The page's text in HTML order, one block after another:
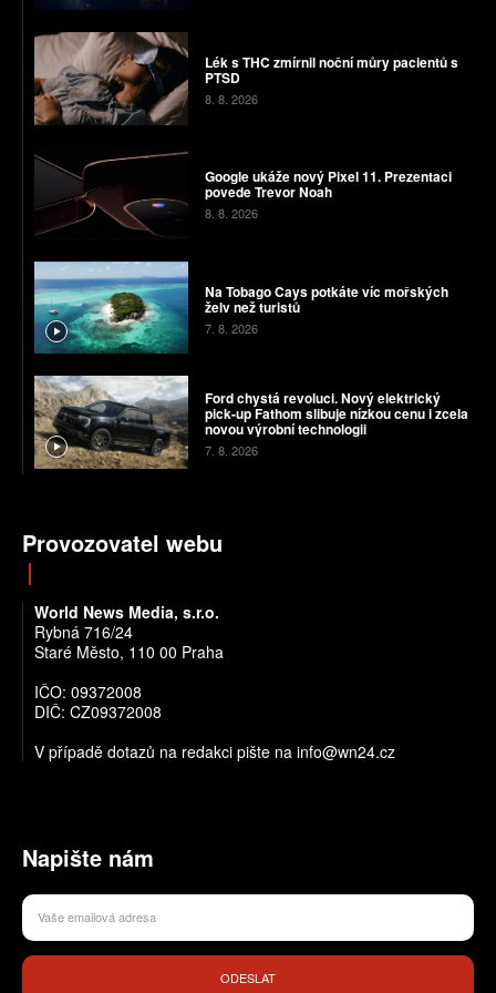
Lék s THC zmírnil noční můry pacientů s
PTSD
8. 8. 2026
Google ukáže nový Pixel 11. Prezentaci
povede Trevor Noah
8. 8. 2026
Na Tobago Cays potkáte víc mořských
želv než turistů
7. 8. 2026
Ford chystá revoluci. Nový elektrický
pick-up Fathom slibuje nízkou cenu i zcela
novou výrobní technologii
7. 8. 2026
Provozovatel webu
World News Media, s.r.o.
Rybná 716/24
Staré Město, 110 00 Praha
IČO: 09372008
DIČ: CZ09372008
V případě dotazů na redakci pište na info@wn24.cz
Napište nám
ODESLAT